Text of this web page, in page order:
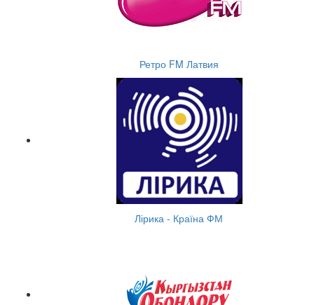
Ретро FM Латвия
Лірика - Країна ФМ